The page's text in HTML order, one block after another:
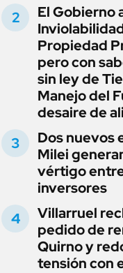
El Gobierno
Propiedad
pero con
sin ley de
Manejo del
desaire de
Dos nuevos
Milei
vértigo
inversores
Villarruel
pedido de
Quirno y
tensión con